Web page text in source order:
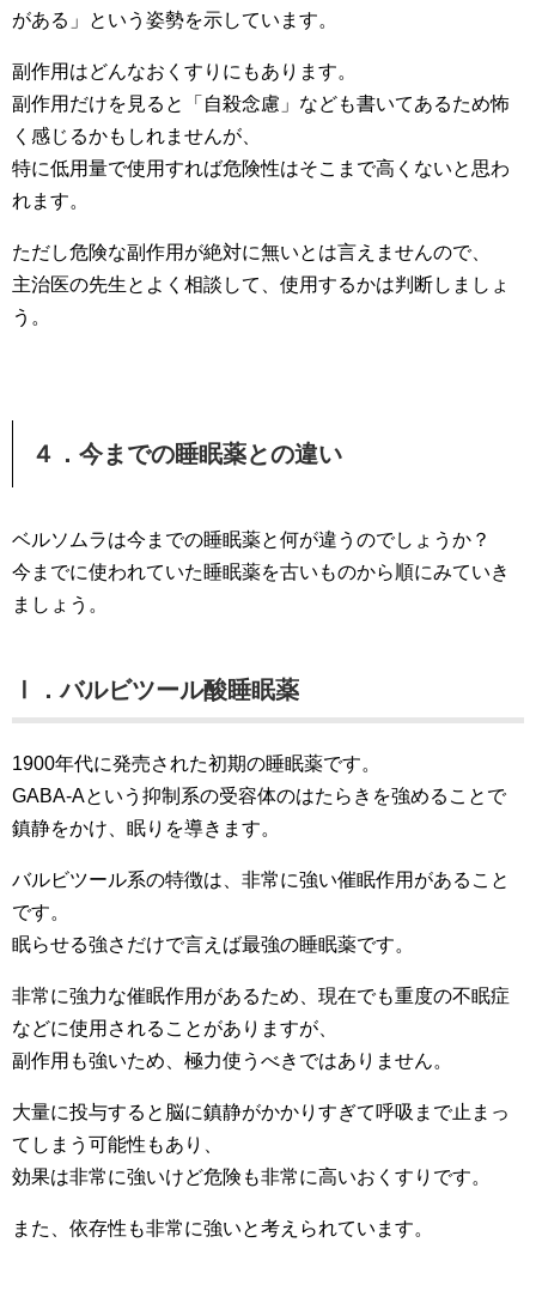
がある」という姿勢を示しています。
副作用はどんなおくすりにもあります。
副作用だけを見ると「自殺念慮」なども書いてあるため怖
く感じるかもしれませんが、
特に低用量で使用すれば危険性はそこまで高くないと思わ
れます。
ただし危険な副作用が絶対に無いとは言えませんので、
主治医の先生とよく相談して、使用するかは判断しましょ
う。
４．今までの睡眠薬との違い
ベルソムラは今までの睡眠薬と何が違うのでしょうか？
今までに使われていた睡眠薬を古いものから順にみていき
ましょう。
Ⅰ．バルビツール酸睡眠薬
1900年代に発売された初期の睡眠薬です。
GABA-Aという抑制系の受容体のはたらきを強めることで
鎮静をかけ、眠りを導きます。
バルビツール系の特徴は、非常に強い催眠作用があること
です。
眠らせる強さだけで言えば最強の睡眠薬です。
非常に強力な催眠作用があるため、現在でも重度の不眠症
などに使用されることがありますが、
副作用も強いため、極力使うべきではありません。
大量に投与すると脳に鎮静がかかりすぎて呼吸まで止まっ
てしまう可能性もあり、
効果は非常に強いけど危険も非常に高いおくすりです。
また、依存性も非常に強いと考えられています。